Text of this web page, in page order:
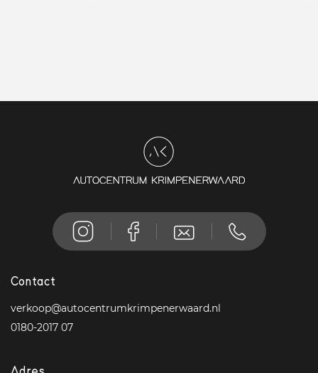
Contact
verkoop@autocentrumkrimpenerwaard.nl
0180-2017 07